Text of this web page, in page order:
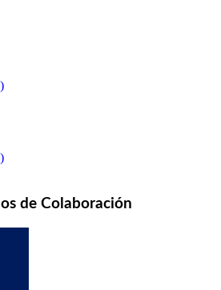
de Colaboración